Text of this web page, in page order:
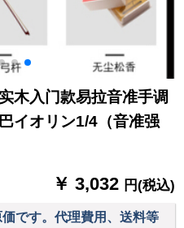
木入门款易拉音准手调
イオリン1/4（音准强
￥ 3,032 円(税込)
です。代理費用、送料等